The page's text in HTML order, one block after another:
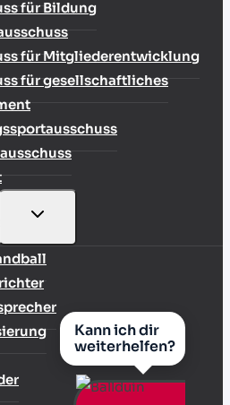
Kann ich dir
weiterhelfen?
für Bildung
für Mitgliederentwicklung
für gesellschaftliches
UNTERMENÜ